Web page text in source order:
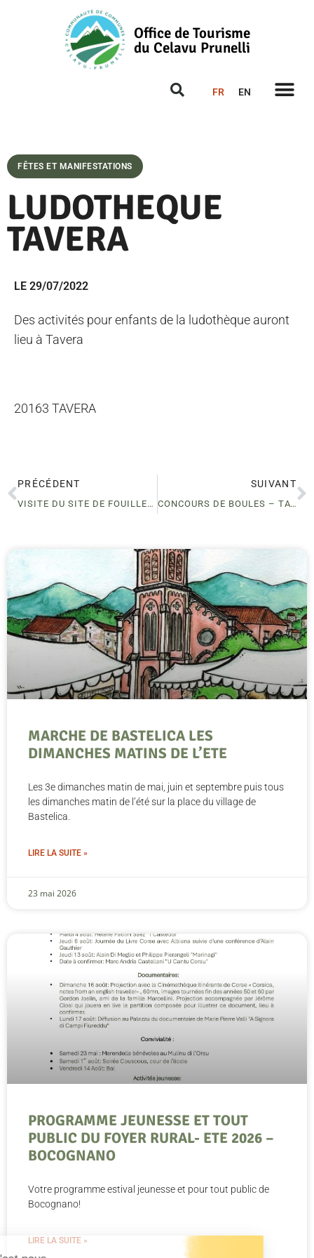
Office de Tourisme
du Celavu Prunelli
FR EN
FÊTES ET MANIFESTATIONS
LUDOTHEQUE
TAVERA
LE 29/07/2022
Des activités pour enfants de la ludothèque auront
lieu à Tavera
20163 TAVERA
PRÉCÉDENT
VISITE DU SITE DE FOUILLES D’I CASTEDDI
SUIVANT
CONCOURS DE BOULES – TAVERA
MARCHE DE BASTELICA LES
DIMANCHES MATINS DE L’ETE
Les 3e dimanches matin de mai, juin et septembre puis tous
les dimanches matin de l’été sur la place du village de
Bastelica.
LIRE LA SUITE »
23 mai 2026
PROGRAMME JEUNESSE ET TOUT
PUBLIC DU FOYER RURAL- ETE 2026 –
BOCOGNANO
Votre programme estival jeunesse et pour tout public de
Bocognano!
LIRE LA SUITE »